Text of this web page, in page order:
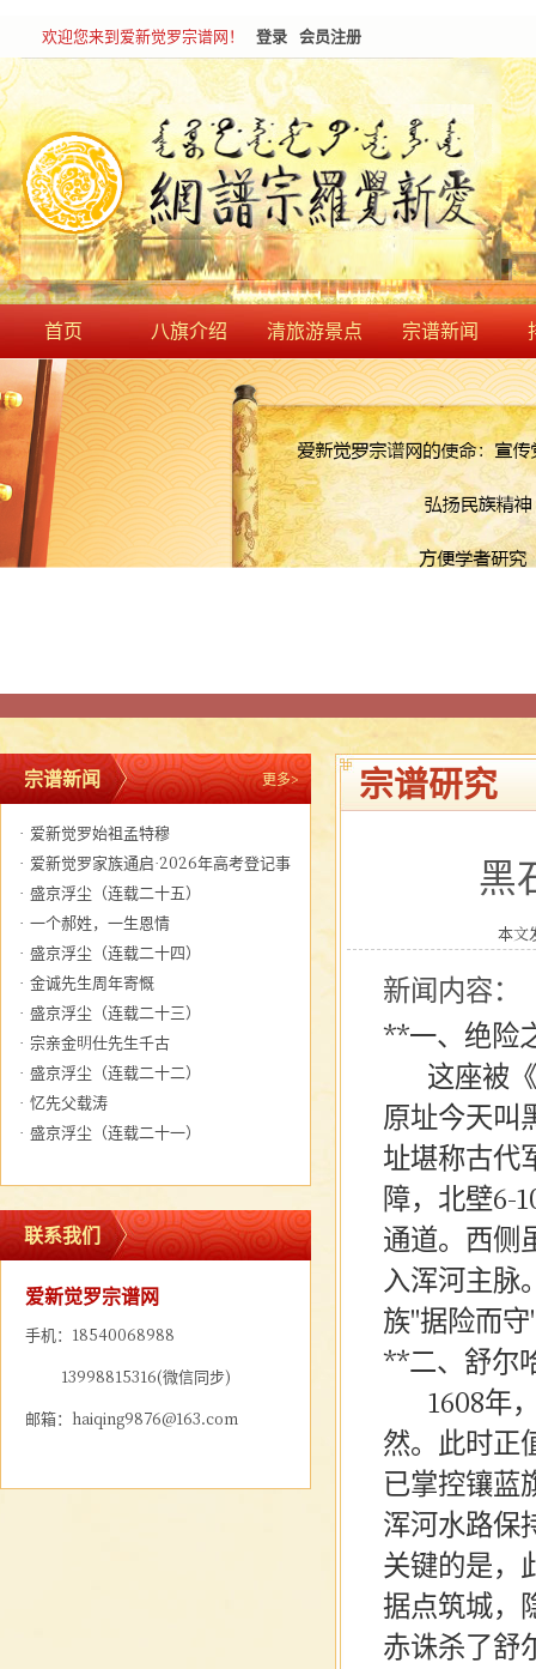
欢迎您来到爱新觉罗宗谱网！ 登录 会员注册
首页 八旗介绍 清旅游景点 宗谱新闻
宗谱新闻 更多>
· 爱新觉罗始祖孟特穆
· 爱新觉罗家族通启·2026年高考登记事
宜· 盛京浮尘（连载二十五）
· 一个郝姓，一生恩情
· 盛京浮尘（连载二十四）
· 金诚先生周年寄慨
· 盛京浮尘（连载二十三）
· 宗亲金明仕先生千古
· 盛京浮尘（连载二十二）
· 忆先父载涛
· 盛京浮尘（连载二十一）
联系我们
爱新觉罗宗谱网
手机：18540068988
13998815316(微信同步)
邮箱：haiqing9876@163.com
宗谱研究
黑
本文
新闻内容：
**一、绝险
这座被
原址今天叫
址堪称古代
障，北壁6-
通道。西侧
入浑河主脉
族"据险而
**二、舒尔
1608年
然。此时正
已掌控镶蓝
浑河水路保
关键的是，
据点筑城，
赤诛杀了舒